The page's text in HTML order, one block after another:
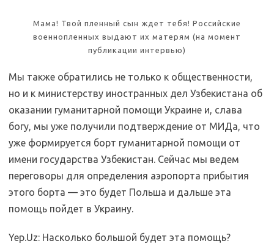
Мама! Твой пленный сын ждет тебя! Российские
военнопленных выдают их матерям (на момент
публикации интервью)
Мы также обратились не только к общественности,
но и к министерству иностранных дел Узбекистана об
оказании гуманитарной помощи Украине и, слава
богу, мы уже получили подтверждение от МИДа, что
уже формируется борт гуманитарной помощи от
имени государства Узбекистан. Сейчас мы ведем
переговоры для определения аэропорта прибытия
этого борта — это будет Польша и дальше эта
помощь пойдет в Украину.
Yep.Uz: Насколько большой будет эта помощь?